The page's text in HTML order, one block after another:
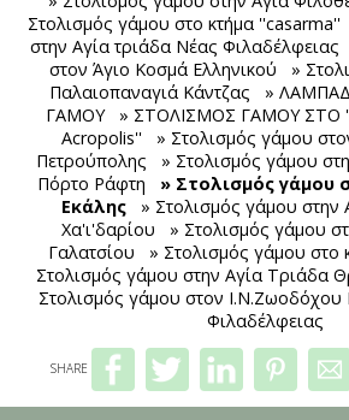
Στολισμός γάμου στο κτήμα ''casarma''
στην Αγία τριάδα Νέας Φιλαδέλφειας
στον Άγιο Κοσμά Ελληνικού
»
Παλαιοπαναγιά Κάντζας
»
ΓΑΜΟΥ
» ΣΤΟΛΙΣΜΟΣ ΓΑΜΟΥ ΣΤΟ
Acropolis''
» Στολισμός γάμου
Πετρούπολης
» Στολισμός γάμου
Πόρτο Ράφτη
» Στολισμός γάμου
Εκάλης
» Στολισμός γάμου στην
Χα'ι'δαρίου
» Στολισμός γάμου
Γαλατσίου
» Στολισμός γάμου στο
Στολισμός γάμου στην Αγία Τριάδα
Στολισμός γάμου στον
Φιλαδέλφειας
SHARE